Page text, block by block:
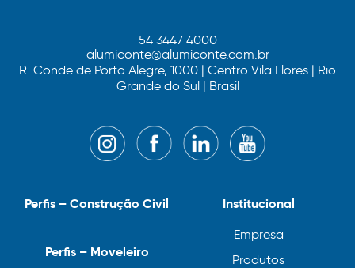
54 3447 4000
alumiconte@alumiconte.com.br
R. Conde de Porto Alegre, 1000 | Centro Vila Flores | Rio
Grande do Sul | Brasil
Institucional
Empresa
Produtos
Perfis – Construção Civil
Perfis – Moveleiro